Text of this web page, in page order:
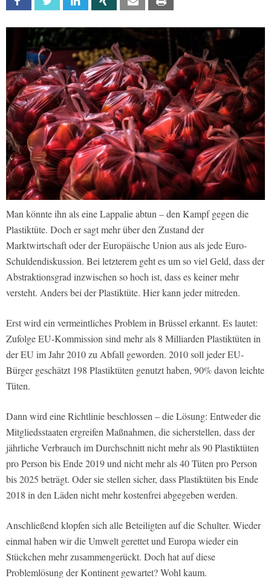
Man könnte ihn als eine Lappalie abtun – den Kampf gegen die
Plastiktüte. Doch er sagt mehr über den Zustand der
Marktwirtschaft oder der Europäische Union aus als jede Euro-
Schuldendiskussion. Bei letzterem geht es um so viel Geld, dass der
Abstraktionsgrad inzwischen so hoch ist, dass es keiner mehr
versteht. Anders bei der Plastiktüte. Hier kann jeder mitreden.
Erst wird ein vermeintliches Problem in Brüssel erkannt. Es lautet:
Zufolge EU-Kommission sind mehr als 8 Milliarden Plastiktüten in
der EU im Jahr 2010 zu Abfall geworden. 2010 soll jeder EU-
Bürger geschätzt 198 Plastiktüten genutzt haben, 90% davon leichte
Tüten.
Dann wird eine Richtlinie beschlossen – die Lösung: Entweder die
Mitgliedsstaaten ergreifen Maßnahmen, die sicherstellen, dass der
jährliche Verbrauch im Durchschnitt nicht mehr als 90 Plastiktüten
pro Person bis Ende 2019 und nicht mehr als 40 Tüten pro Person
bis 2025 beträgt. Oder sie stellen sicher, dass Plastiktüten bis Ende
2018 in den Läden nicht mehr kostenfrei abgegeben werden.
Anschließend klopfen sich alle Beteiligten auf die Schulter. Wieder
einmal haben wir die Umwelt gerettet und Europa wieder ein
Stückchen mehr zusammengerückt. Doch hat auf diese
Problemlösung der Kontinent gewartet? Wohl kaum.